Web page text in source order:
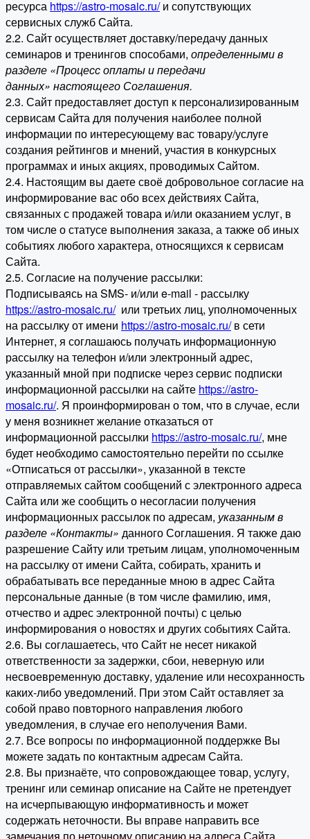
ресурса https://astro-mosaic.ru/и сопутствующих
сервисных служб Сайта.
2.2. Сайт осуществляет доставку/передачу данных
семинаров и тренингов способами, определенными в
разделе «Процесс оплаты и передачи
данных» настоящего Соглашения.
2.3. Сайт предоставляет доступ к персонализированным
сервисам Сайта для получения наиболее полной
информации по интересующему вас товару/услуге
создания рейтингов и мнений, участия в конкурсных
программах и иных акциях, проводимых Сайтом.
2.4. Настоящим вы даете своё добровольное согласие на
информирование вас обо всех действиях Сайта,
связанных с продажей товара и/или оказанием услуг, в
том числе о статусе выполнения заказа, а также об иных
событиях любого характера, относящихся к сервисам
Сайта.
2.5. Согласие на получение рассылки:
Подписываясь на SMS- и/или e-mail - рассылку
https://astro-mosaic.ru/или третьих лиц, уполномоченных
на рассылку от имени https://astro-mosaic.ru/в сети
Интернет, я соглашаюсь получать информационную
рассылку на телефон и/или электронный адрес,
указанный мной при подписке через сервис подписки
информационной рассылки на сайте https://astro-
mosaic.ru/. Я проинформирован о том, что в случае, если
у меня возникнет желание отказаться от
информационной рассылки https://astro-mosaic.ru/, мне
будет необходимо самостоятельно перейти по ссылке
«Отписаться от рассылки», указанной в тексте
отправляемых сайтом сообщений с электронного адреса
Сайта или же сообщить о несогласии получения
информационных рассылок по адресам, указанным в
разделе «Контакты» данного Соглашения. Я также даю
разрешение Сайту или третьим лицам, уполномоченным
на рассылку от имени Сайта, собирать, хранить и
обрабатывать все переданные мною в адрес Сайта
персональные данные (в том числе фамилию, имя,
отчество и адрес электронной почты) с целью
информирования о новостях и других событиях Сайта.
2.6. Вы соглашаетесь, что Сайт не несет никакой
ответственности за задержки, сбои, неверную или
несвоевременную доставку, удаление или несохранность
каких-либо уведомлений. При этом Сайт оставляет за
собой право повторного направления любого
уведомления, в случае его неполучения Вами.
2.7. Все вопросы по информационной поддержке Вы
можете задать по контактным адресам Сайта.
2.8. Вы признаёте, что сопровождающее товар, услугу,
тренинг или семинар описание на Сайте не претендует
на исчерпывающую информативность и может
содержать неточности. Вы вправе направить все